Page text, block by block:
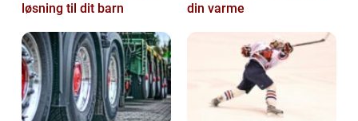
løsning til dit barn
din varme